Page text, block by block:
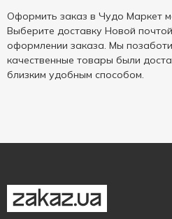
Оформить заказ в Чудо Маркет
Выберите доставку Новой
оформлении заказа. Мы
качественные товары были
близким удобным способом.